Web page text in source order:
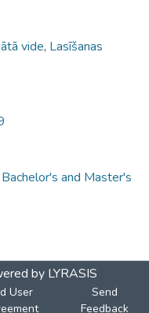
vide, Lasīšanas
and Master's
by LYRASIS
User
Send
Feedback